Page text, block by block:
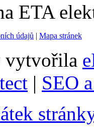
ETA
údajů | Mapa stránek
vytvořila
| SEO